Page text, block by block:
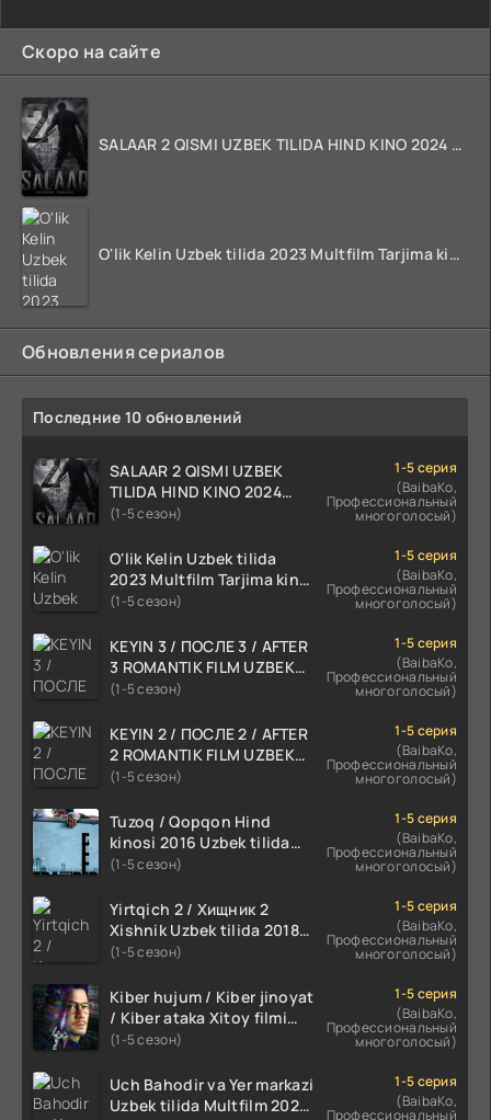
Скоро на сайте
SALAAR 2 QISMI UZBEK TILIDA HIND KINO 2024 TARJIMA 720p HD Skachat
O'lik Kelin Uzbek tilida 2023 Multfilm Tarjima kino skachat
Обновления сериалов
Последние 10 обновлений
SALAAR 2 QISMI UZBEK
TILIDA HIND KINO 2024
TARJIMA 720p HD Skachat
(1-5 сезон)
1-5 серия
(BaibaKo,
Профессиональный
многоголосый)
O'lik Kelin Uzbek tilida
2023 Multfilm Tarjima kino
skachat
(1-5 сезон)
1-5 серия
(BaibaKo,
Профессиональный
многоголосый)
KEYIN 3 / ПОСЛЕ 3 / AFTER
3 ROMANTIK FILM UZBEK
TILIDA 2021 TARJIMA FILM
(1-5 сезон)
1-5 серия
(BaibaKo,
Профессиональный
многоголосый)
KEYIN 2 / ПОСЛЕ 2 / AFTER
2 ROMANTIK FILM UZBEK
TILIDA 2020 TARJIMA FILM
(1-5 сезон)
1-5 серия
(BaibaKo,
Профессиональный
многоголосый)
Tuzoq / Qopqon Hind
kinosi 2016 Uzbek tilida
tarjima film HD
(1-5 сезон)
1-5 серия
(BaibaKo,
Профессиональный
многоголосый)
Yirtqich 2 / Хищник 2
Xishnik Uzbek tilida 2018-
2024 O'zbekcha tarjima
(1-5 сезон)
1-5 серия
(BaibaKo,
Профессиональный
многоголосый)
Kiber hujum / Kiber jinoyat
/ Kiber ataka Xitoy filmi
Uzbek tilida O'zbekcha
HD skachat
(1-5 сезон)
1-5 серия
(BaibaKo,
Профессиональный
многоголосый)
Uch Bahodir va Yer markazi
Uzbek tilida Multfilm 2025
1-5 серия
(BaibaKo,
Профессиональный